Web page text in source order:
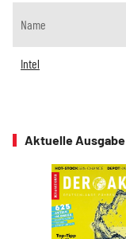
Name
Intel
Aktuelle Ausgabe